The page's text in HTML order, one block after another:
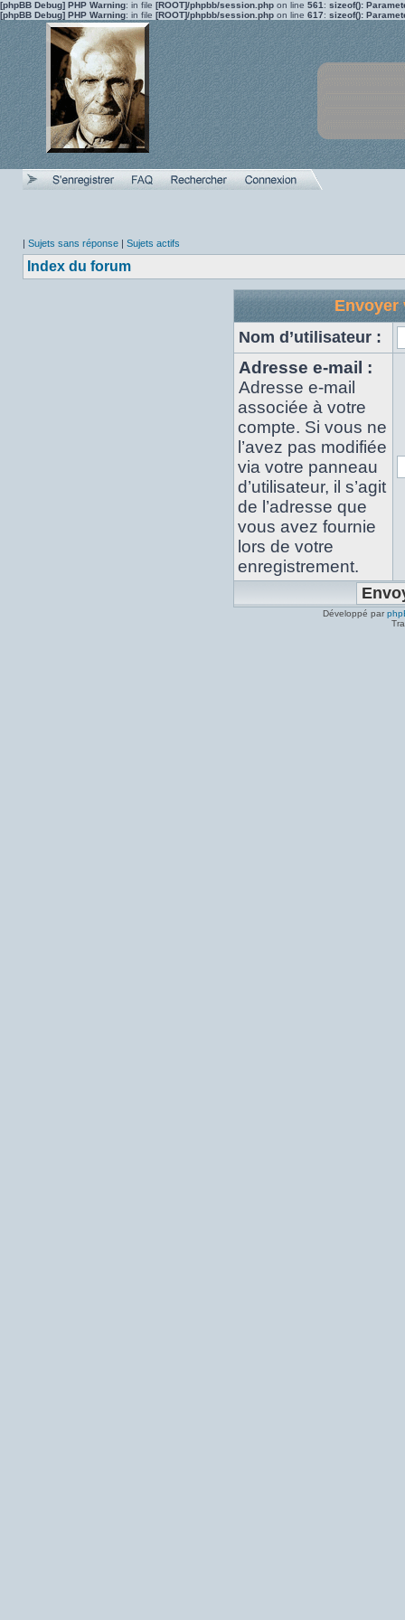
[phpBB Debug] PHP Warning: in file [ROOT]/phpbb/session.php on line 561 : sizeof():
[phpBB Debug] PHP Warning: in file [ROOT]/phpbb/session.php on line 617: sizeof():
| Sujets sans réponse | Sujets actifs
Index du forum
Envoyer
Nom d’utilisateur :
Adresse e-mail :
Adresse e-mail
associée à votre
compte. Si vous ne
l’avez pas modifiée
via votre panneau
d’utilisateur, il s’agit
de l’adresse que
vous avez fournie
lors de votre
enregistrement.
Développé par